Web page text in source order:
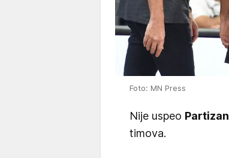
Foto: MN Press
Nije uspeo Partizan
timova.